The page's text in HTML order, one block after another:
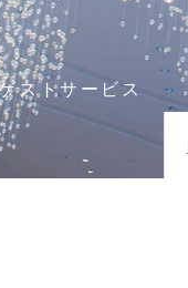
ストサービス